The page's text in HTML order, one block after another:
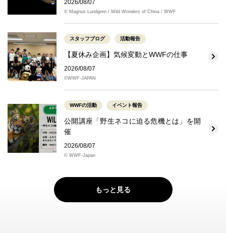
2026/08/07
© Magnus Lundgren / Wild Wonders of China / WWF
スタッフブログ 活動報告
【夏休み企画】気候変動とWWFの仕事
2026/08/07
©WWF-JAPAN
WWFの活動 イベント報告
公開講座「野生ネコに迫る危機とは」を開
催
2026/08/07
© WWF-Japan
もっと見る